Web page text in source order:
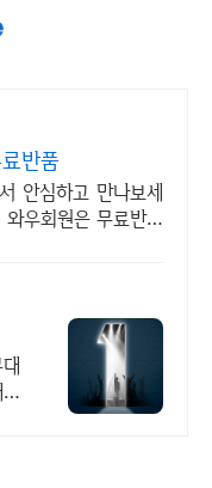
반품
안심하고 만나보세
우회원은 무료반품